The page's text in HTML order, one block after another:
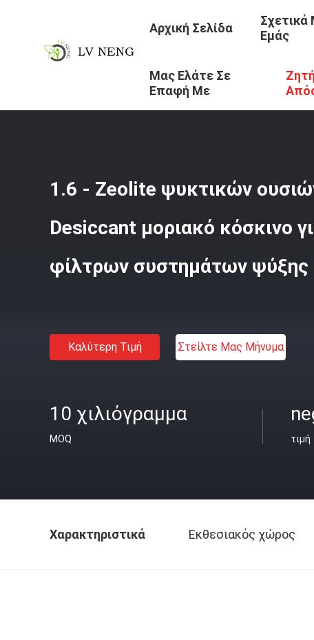
Αρχική Σελίδα
Σχετικά
Εμάς
Μας Ελάτε Σε
Επαφή Με
Προϊόντα / Desiccant Ψυκτικών Ουσιών
1.6 - Zeolite ψυκτικών
Desiccant μοριακό κόσκινο
φίλτρων συστημάτων ψύξης
Καλύτερη Τιμή Στείλτε Μας Μήνυμα
10 χιλιόγραμμα
MOQ τιμή
Χαρακτηριστικά Εκθεσιακός χώρος